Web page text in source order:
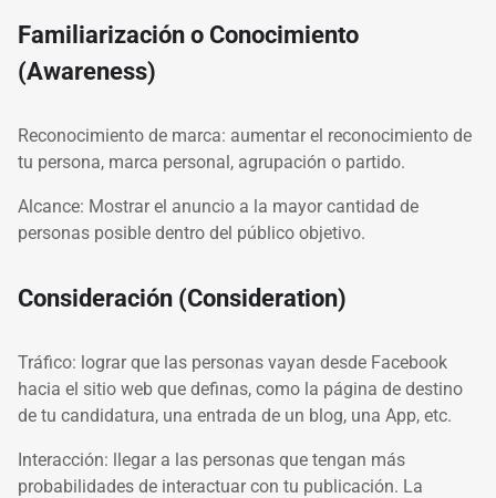
Familiarización o Conocimiento
(Awareness)
Reconocimiento de marca: aumentar el reconocimiento de
tu persona, marca personal, agrupación o partido.
Alcance: Mostrar el anuncio a la mayor cantidad de
personas posible dentro del público objetivo.
Consideración (Consideration)
Tráfico: lograr que las personas vayan desde Facebook
hacia el sitio web que definas, como la página de destino
de tu candidatura, una entrada de un blog, una App, etc.
Interacción: llegar a las personas que tengan más
probabilidades de interactuar con tu publicación. La